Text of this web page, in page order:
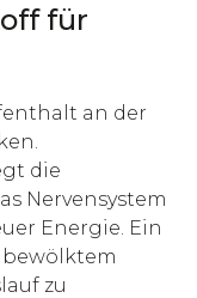
für
an der
die
Nervensystem
Energie. Ein
bewölktem
zu